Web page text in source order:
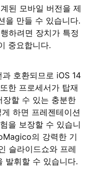
된 모바일 버전을 제
을 만들 수 있습니다.
하려면 장치가 특정
중요합니다.
호환되므로 iOS 14
한 프로세서가 탑재
할 수 있는 충분한
하면 프레젠테이션
을 보장할 수 있습니
의 강력한 기
슬라이드쇼와 프레
발휘할 수 있습니다.